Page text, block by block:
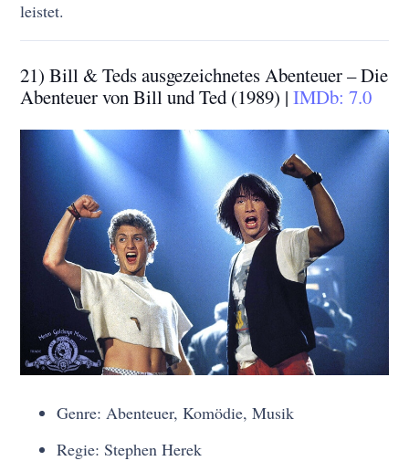
leistet.
21) Bill & Teds ausgezeichnetes Abenteuer – Die
Abenteuer von Bill und Ted (1989) |IMDb: 7.0
Genre: Abenteuer, Komödie, Musik
Regie: Stephen Herek